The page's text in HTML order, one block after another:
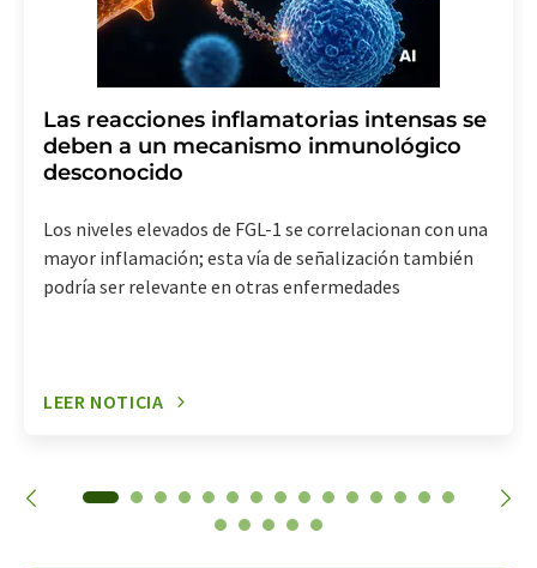
Las reacciones inflamatorias intensas se
deben a un mecanismo inmunológico
desconocido
Los niveles elevados de FGL-1 se correlacionan con una
mayor inflamación; esta vía de señalización también
podría ser relevante en otras enfermedades
LEER NOTICIA